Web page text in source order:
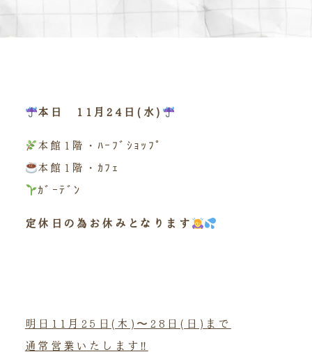
本日 11月24日(水)
本館1階・ﾊｰﾌﾞｼｮｯﾌﾟ
本館1階・ｶﾌｪ
ｶﾞｰﾃﾞﾝ
定休日の為お休みとなります
明日11月25日(木)〜28日(日)まで
通常営業いたします‼︎